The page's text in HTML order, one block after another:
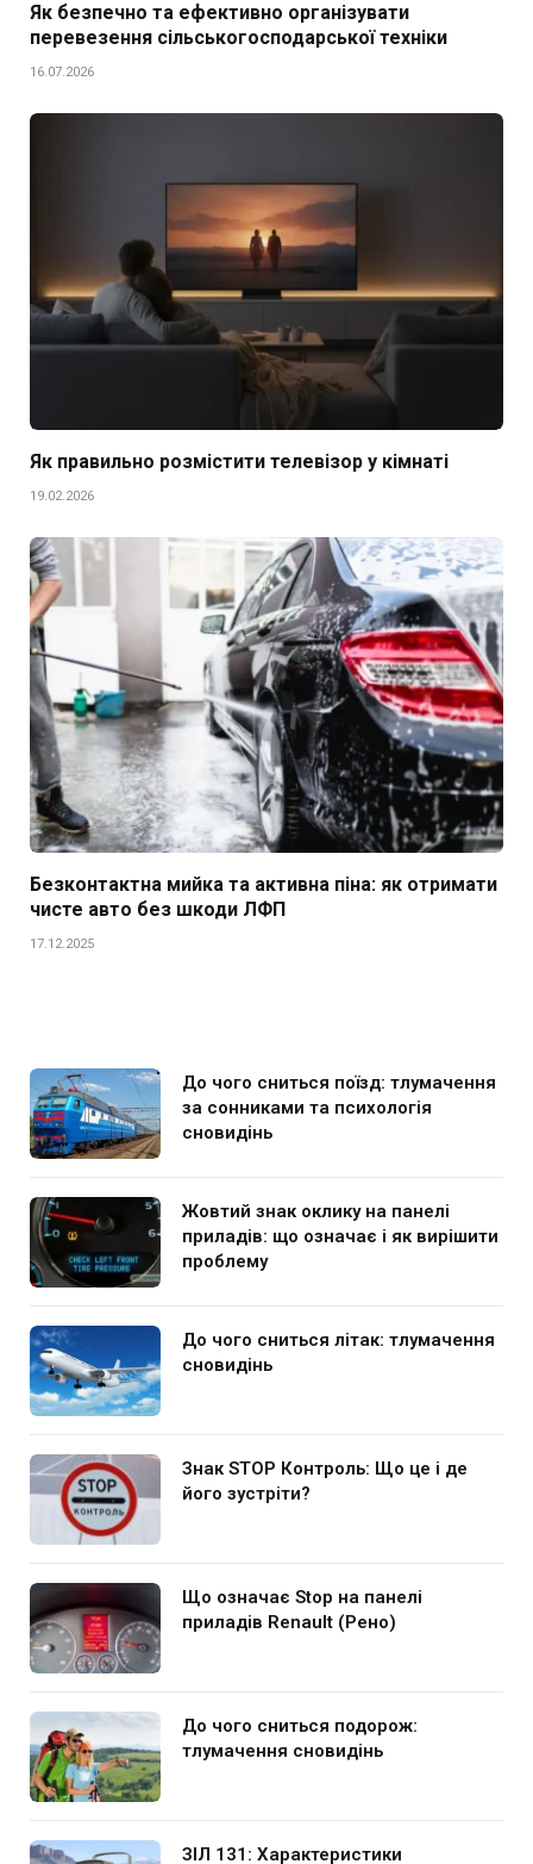
Як безпечно та ефективно організувати
перевезення сільськогосподарської техніки
16.07.2026
Як правильно розмістити телевізор у кімнаті
19.02.2026
Безконтактна мийка та активна піна: як отримати
чисте авто без шкоди ЛФП
17.12.2025
До чого сниться поїзд: тлумачення
за сонниками та психологія
сновидінь
Жовтий знак оклику на панелі
приладів: що означає і як вирішити
проблему
До чого сниться літак: тлумачення
сновидінь
Знак STOP Контроль: Що це і де
його зустріти?
Що означає Stop на панелі
приладів Renault (Рено)
До чого сниться подорож:
тлумачення сновидінь
ЗІЛ 131: Характеристики